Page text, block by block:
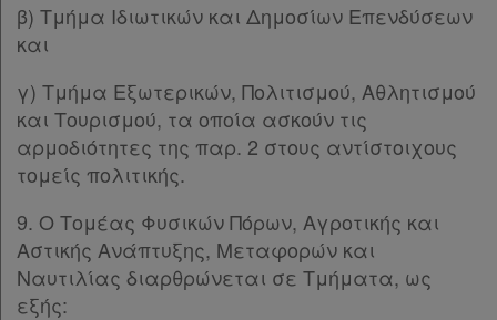
β) Τμήμα Ιδιωτικών και Δημοσίων Επενδύσεων
και
γ) Τμήμα Εξωτερικών, Πολιτισμού, Αθλητισμού
και Τουρισμού, τα οποία ασκούν τις
αρμοδιότητες της παρ. 2 στους αντίστοιχους
τομείς πολιτικής.
9. Ο Τομέας Φυσικών Πόρων, Αγροτικής και
Αστικής Ανάπτυξης, Μεταφορών και
Ναυτιλίας διαρθρώνεται σε Τμήματα, ως
εξής: